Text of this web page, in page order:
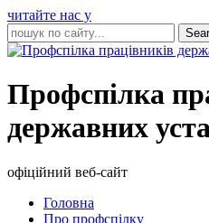
читайте нас у
Профспілка
державних
офіційний веб-сайт
Головна
Про профспілку